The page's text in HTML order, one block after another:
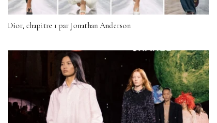
Dior, chapitre 1 par Jonathan Anderson